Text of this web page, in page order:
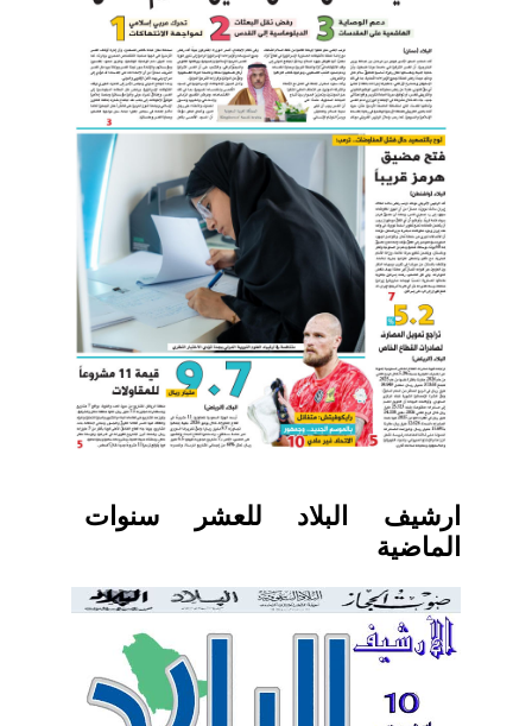
ارشيف البلاد للعشر سنوات
الماضية